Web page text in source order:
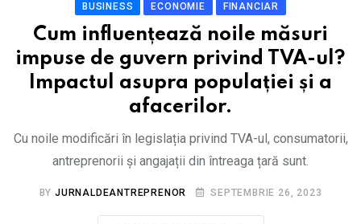
BUSINESS ECONOMIE FINANCIAR
Cum influențează noile măsuri
impuse de guvern privind TVA-ul?
Impactul asupra populației și a
afacerilor.
Cu noile modificări în legislația privind TVA-ul, consumatorii,
antreprenorii și angajații din întreaga țară sunt.
BYJURNALDEANTREPRENOR SEPTEMBRIE 26, 2023